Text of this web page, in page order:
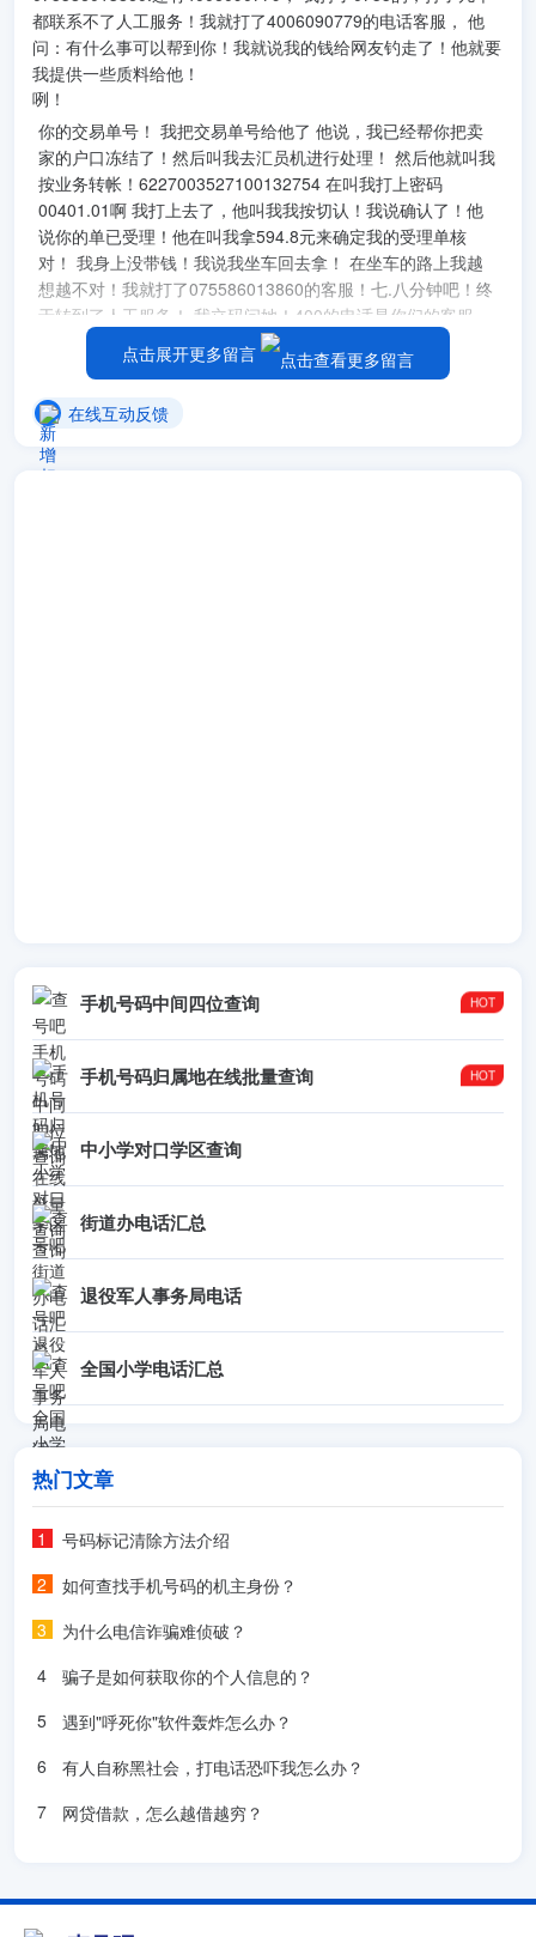
都联系不了人工服务！我就打了4006090779的电话客服， 他
问：有什么事可以帮到你！我就说我的钱给网友钓走了！他就要
我提供一些质料给他！
你的交易单号！ 我把交易单号给他了 他说，我已经帮你把卖
家的户口冻结了！然后叫我去汇员机进行处理！ 然后他就叫我
按业务转帐！6227003527100132754 在叫我打上密码
00401.01啊 我打上去了，他叫我我按切认！我说确认了！他
说你的单已受理！他在叫我拿594.8元来确定我的受理单核
对！ 我身上没带钱！我说我坐车回去拿！ 在坐车的路上我越
想越不对！我就打了075586013860的客服！七.八分钟吧！终
于转到了人工服务！ 我立码问她！400的电话是你们的客服
吗？他说没这个电话！然后我把我的情况告诉她，她帮我冻结
了那笔资金！然后叫我报警！ 报警了，我又打0755客服！我
打了十几个，没他妈的连上一个！老子日死他妈的！最后联系
上了，她叫我上网站，kf.qq.com， 叫我把报警回执单拍照上
传上去！然后她跟我说，我的单已受理！回24小时回复我！
点击展开更多留言
在线互动反馈
手机号码中间四位查询
手机号码归属地在线批量查询
中小学对口学区查询
街道办电话汇总
退役军人事务局电话
全国小学电话汇总
热门文章
号码标记清除方法介绍
如何查找手机号码的机主身份？
为什么电信诈骗难侦破？
骗子是如何获取你的个人信息的？
遇到"呼死你"软件轰炸怎么办？
有人自称黑社会，打电话恐吓我怎么办？
网贷借款，怎么越借越穷？